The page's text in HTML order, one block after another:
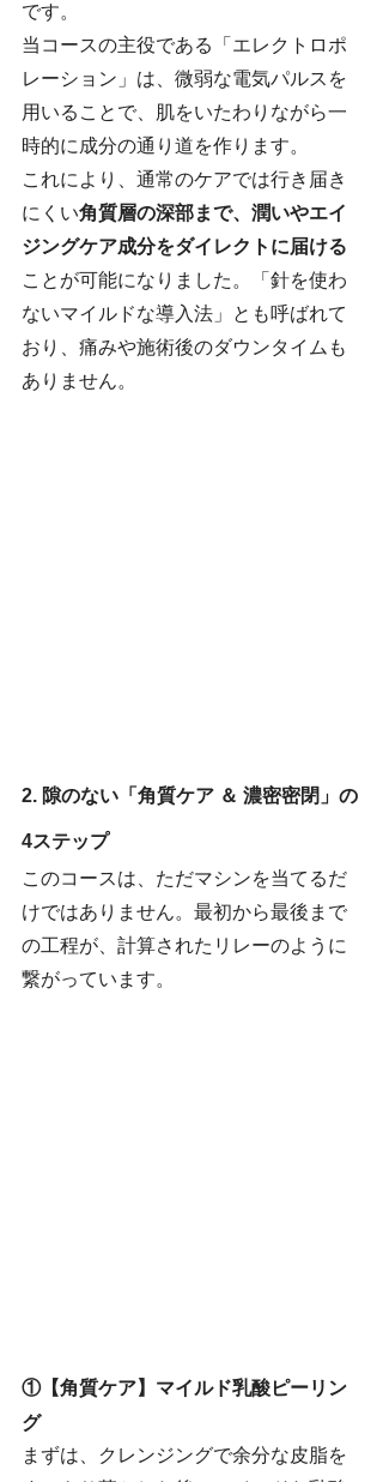
です。
当コースの主役である「エレクトロポ
レーション」は、微弱な電気パルスを
用いることで、肌をいたわりながら一
時的に成分の通り道を作ります。
これにより、通常のケアでは行き届き
にくい角質層の深部まで、潤いやエイ
ジングケア成分をダイレクトに届ける
ことが可能になりました。「針を使わ
ないマイルドな導入法」とも呼ばれて
おり、痛みや施術後のダウンタイムも
ありません。
2. 隙のない「角質ケア ＆ 濃密密閉」の
4ステップ
このコースは、ただマシンを当てるだ
けではありません。最初から最後まで
の工程が、計算されたリレーのように
繋がっています。
①【角質ケア】マイルド乳酸ピーリン
グ
まずは、クレンジングで余分な皮脂を